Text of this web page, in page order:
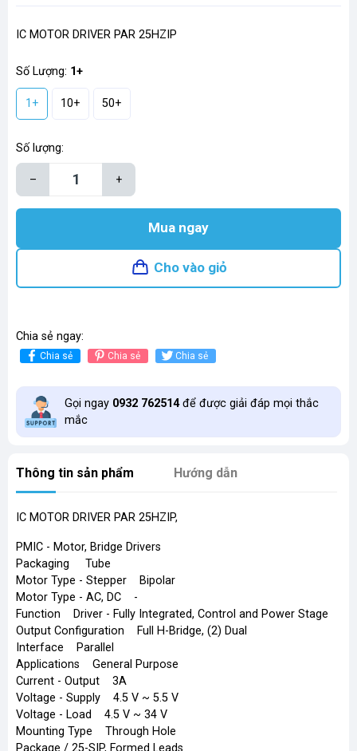
IC MOTOR DRIVER PAR 25HZIP
Số Lượng: 1+
1+ 10+ 50+
Số lượng:
– +
Mua ngay
Cho vào giỏ
Chia sẻ ngay:
Chia sẻ Chia sẻ Chia sẻ
Gọi ngay 0932 762514để được giải đáp mọi thắc
mắc
Thông tin sản phẩm Hướng dẫn
IC MOTOR DRIVER PAR 25HZIP,
PMIC - Motor, Bridge Drivers
Packaging Tube
Motor Type - Stepper Bipolar
Motor Type - AC, DC -
Function Driver - Fully Integrated, Control and Power Stage
Output Configuration Full H-Bridge, (2) Dual
Interface Parallel
Applications General Purpose
Current - Output 3A
Voltage - Supply 4.5 V ~ 5.5 V
Voltage - Load 4.5 V ~ 34 V
Mounting Type Through Hole